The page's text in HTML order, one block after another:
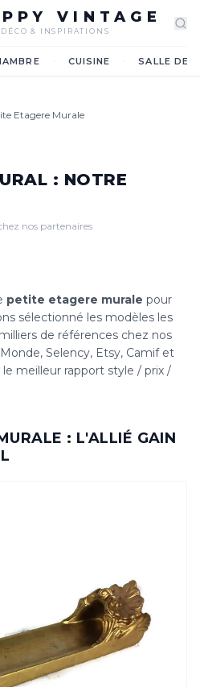
VINTAGE
& INSPIRATIONS
CUISINE SALLE DE
Etagere Murale
: NOTRE
nos partenaires
petite etagere murale pour
sélectionné les modèles les
de références chez nos
Selency, Etsy, Camif et
meilleur rapport style / prix /
: L'ALLIÉ GAIN